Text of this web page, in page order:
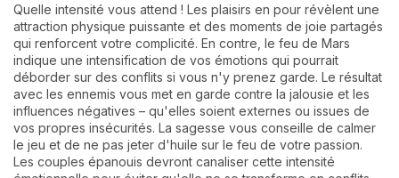
Quelle intensité vous attend ! Les plaisirs en pour révèlent une
attraction physique puissante et des moments de joie partagés
qui renforcent votre complicité. En contre, le feu de Mars
indique une intensification de vos émotions qui pourrait
déborder sur des conflits si vous n'y prenez garde. Le résultat
avec les ennemis vous met en garde contre la jalousie et les
influences négatives – qu'elles soient externes ou issues de
vos propres insécurités. La sagesse vous conseille de calmer
le jeu et de ne pas jeter d'huile sur le feu de votre passion.
Les couples épanouis devront canaliser cette intensité